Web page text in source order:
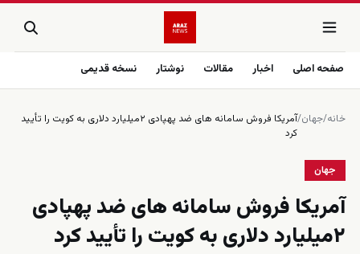
صفحه اصلی اخبار مقالات نوشتار نسخه قدیمی
خانه/جهان/
آمريكا فروش سامانه هاى ضد پهپادی ٢ميليارد دلارى به كويت را تأييد
كرد
جهان
آمريكا فروش سامانه هاى ضد پهپادی
٢ميليارد دلارى به كويت را تأييد كرد